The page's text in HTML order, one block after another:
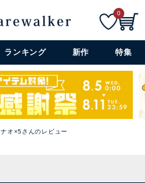
詳細検索+
0
ランキング 新作 特集
ナオ×5さんのレビュー